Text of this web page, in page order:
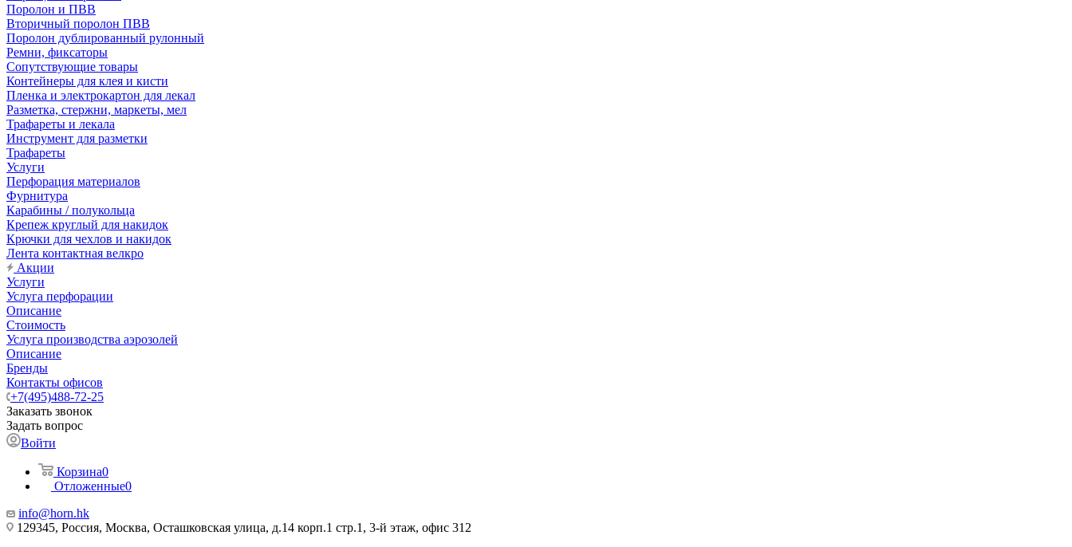
Поролон и ПВВ
Вторичный поролон ПВВ
Поролон дублированный рулонный
Ремни, фиксаторы
Сопутствующие товары
Контейнеры для клея и кисти
Пленка и электрокартон для лекал
Разметка, стержни, маркеты, мел
Трафареты и лекала
Инструмент для разметки
Трафареты
Услуги
Перфорация материалов
Фурнитура
Карабины / полукольца
Крепеж круглый для накидок
Крючки для чехлов и накидок
Лента контактная велкро
Акции
Услуги
Услуга перфорации
Описание
Стоимость
Услуга производства аэрозолей
Описание
Бренды
Контакты офисов
+7(495)488-72-25
Заказать звонок
Задать вопрос
Войти
Корзина0
Отложенные0
info@horn.hk
129345, Россия, Москва, Осташковская улица, д.14 корп.1 стр.1, 3-й этаж, офис 312